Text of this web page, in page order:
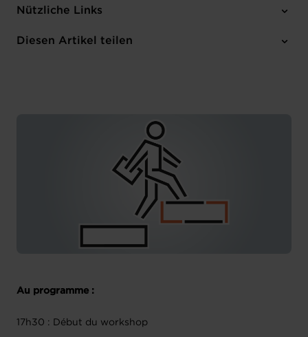
Donnerstag 16 Nov 2023
House of Entrepreneurship
Nützliche Links
Anmelden
Diesen Artikel teilen
Au programme :
17h30 : Début du workshop